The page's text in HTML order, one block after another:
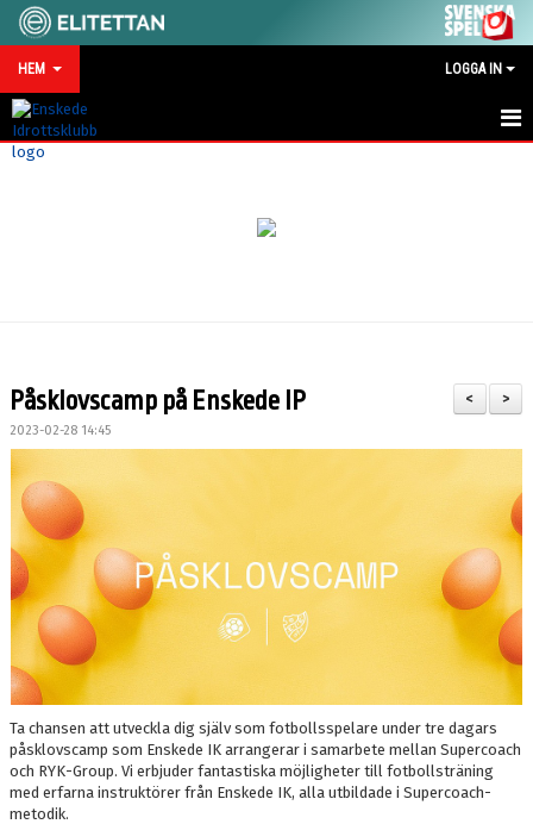
HEM LOGGA IN
HEM
SPONSRING
>
<
Påsklovscamp på Enskede IP
2023-02-28 14:45
Ta chansen att utveckla dig själv som fotbollsspelare under tre dagars
påsklovscamp som Enskede IK arrangerar i samarbete mellan Supercoach
och RYK-Group. Vi erbjuder fantastiska möjligheter till fotbollsträning
med erfarna instruktörer från Enskede IK, alla utbildade i Supercoach-
metodik.